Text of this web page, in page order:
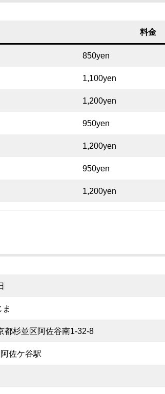
料金
850yen
1,100yen
1,200yen
950yen
1,200yen
950yen
1,200yen
都杉並区阿佐谷南1-32-8
佐ケ谷駅